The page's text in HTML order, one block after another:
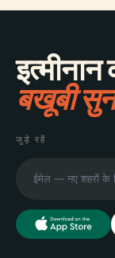
इत्मीनान
बखूबी
जुड़े रहें